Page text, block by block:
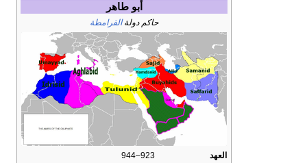
أبو طاهر
حاكم دولة القرامطة